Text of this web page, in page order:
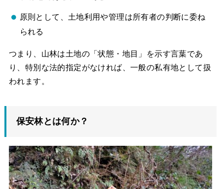
原則として、土地利用や管理は所有者の判断に委ね
られる
つまり、山林は土地の「状態・地目」を示す言葉であ
り、特別な法的指定がなければ、一般の私有地として扱
われます。
保安林とは何か？